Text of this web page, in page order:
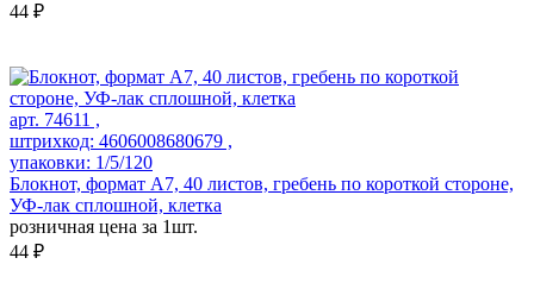
44 ₽
арт. 74611 ,
штрихкод: 4606008680679 ,
упаковки: 1/5/120
Блокнот, формат А7, 40 листов, гребень по короткой стороне,
УФ-лак сплошной, клетка
розничная цена за 1шт.
44 ₽